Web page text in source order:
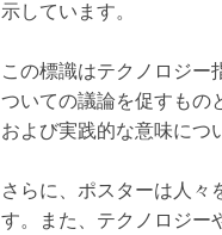
示しています。
この標識はテクノロジー
ついての議論を促すもの
および実践的な意味につ
さらに、ポスターは人々
す。また、テクノロジー